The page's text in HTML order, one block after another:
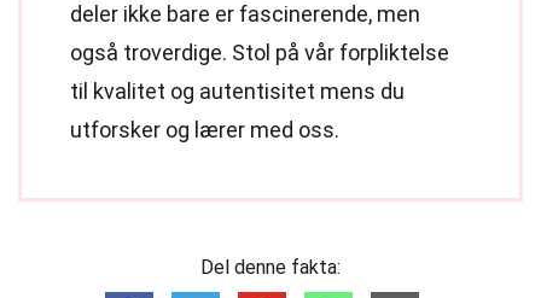
deler ikke bare er fascinerende, men
også troverdige. Stol på vår forpliktelse
til kvalitet og autentisitet mens du
utforsker og lærer med oss.
Del denne fakta: